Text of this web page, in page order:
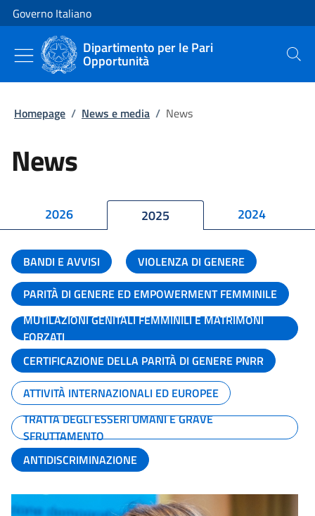
Vai al contenuto
Vai alla navigazione del sito
Governo Italiano
Dipartimento per le Pari
Opportunità Cerca
Homepage / News e media / News
News
2026 2025 2024
BANDI E AVVISI
VIOLENZA DI GENERE
PARITÀ DI GENERE ED EMPOWERMENT FEMMINILE
MUTILAZIONI GENITALI FEMMINILI E MATRIMONI
FORZATI
CERTIFICAZIONE DELLA PARITÀ DI GENERE PNRR
ATTIVITÀ INTERNAZIONALI ED EUROPEE
TRATTA DEGLI ESSERI UMANI E GRAVE
SFRUTTAMENTO
ANTIDISCRIMINAZIONE